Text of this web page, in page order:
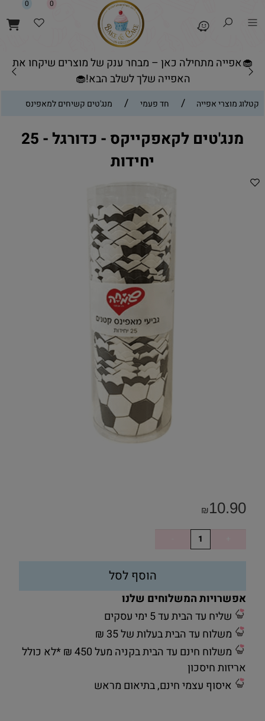
🧁אפייה מתחילה כאן – מבחר ענק של מוצרים שיקחו את
האפייה שלך לשלב הבא!🧁
0 0
קטלוג מוצרי אפייה / חד פעמי / מנג'טים קשיחים למאפינס
מנג'טים לקאפקייקס - כדורגל - 25
יחידות
₪10.90
הוסף לסל
אפשרויות המשלוחים שלנו
שליח עד הבית עד 5 ימי עסקים
משלוח עד הבית בעלות של 35 ₪
משלוח חינם עד הבית בקניה מעל 450 ₪ *לא כולל
אריזות חיסכון
איסוף עצמי חינם, בתיאום מראש